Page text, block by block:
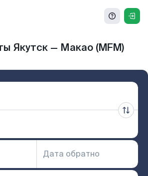
Якутск — Макао (MFM)